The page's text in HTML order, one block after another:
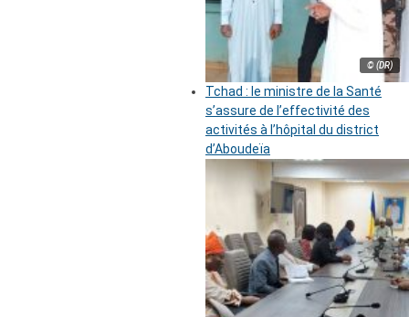
© (DR)
Tchad : le ministre de la Santé
s’assure de l’effectivité des
activités à l’hôpital du district
d’Aboudeïa